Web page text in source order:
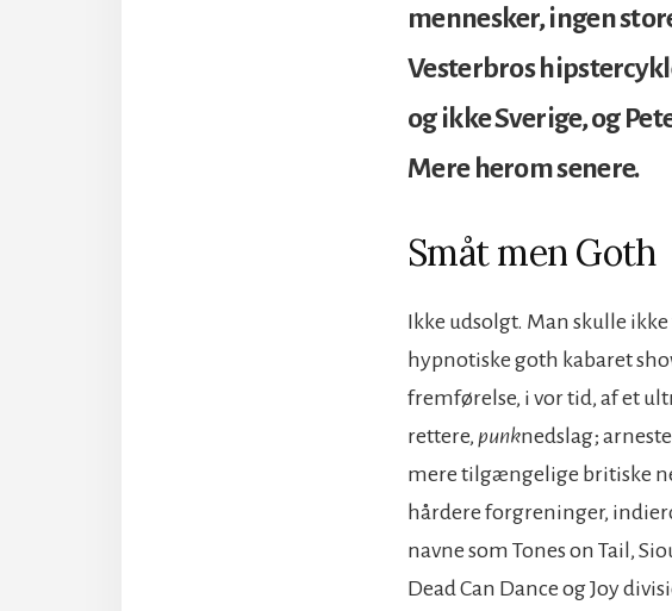
mennesker, ingen
Vesterbros
og ikke Sverige, og
Mere herom senere.
Småt men Goth
Ikke udsolgt. Man skulle
hypnotiske goth kabaret
fremførelse, i vor tid, af et
rettere, punknedslag;
mere tilgængelige britiske
hårdere forgreninger,
navne som Tones on Tail,
Dead Can Dance og Joy